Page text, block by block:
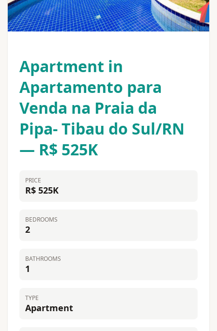
Apartment in
Apartamento para
Venda na Praia da
Pipa- Tibau do Sul/RN
— R$ 525K
PRICE
R$ 525K
BEDROOMS
2
BATHROOMS
1
TYPE
Apartment